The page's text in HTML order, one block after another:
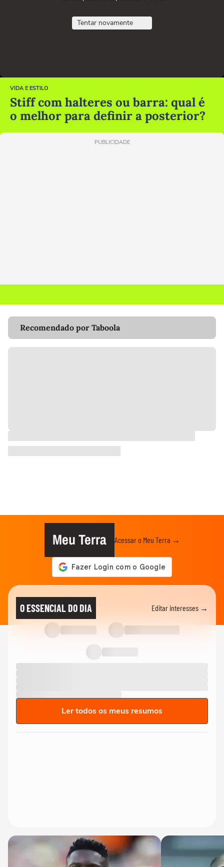
Tentar novamente
VIDA E ESTILO
Stiff com halteres ou barra: qual é
o melhor para definir a posterior?
PUBLICIDADE
Recomendado por Taboola
Meu Terra Acessar o Meu Terra →
O ESSENCIAL DO DIA Editar interesses →
Ler todos os meus resumos